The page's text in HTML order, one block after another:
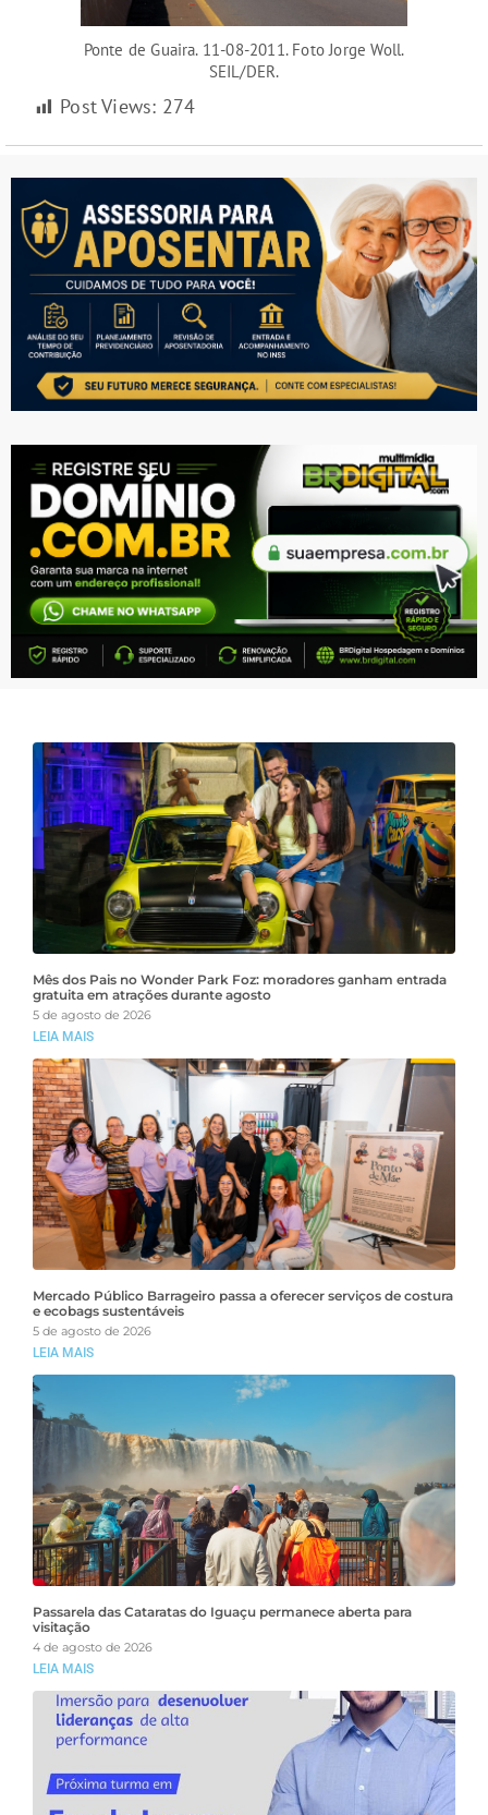
Ponte de Guaira. 11-08-2011. Foto Jorge Woll.
SEIL/DER.
Post Views: 274
Mês dos Pais no Wonder Park Foz: moradores ganham entrada
gratuita em atrações durante agosto
5 de agosto de 2026
LEIA MAIS
Mercado Público Barrageiro passa a oferecer serviços de costura
e ecobags sustentáveis
5 de agosto de 2026
LEIA MAIS
Passarela das Cataratas do Iguaçu permanece aberta para
visitação
4 de agosto de 2026
LEIA MAIS